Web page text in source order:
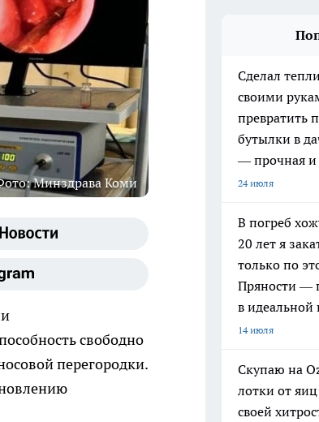
Минздрава Коми
свободно
перегородки.
Сделал
своими
превратить
бутылки в
— прочная и
24 июля
В погреб
20 лет я
только по
Пряности —
в
14 июля
Скупаю на
лотки от
своей